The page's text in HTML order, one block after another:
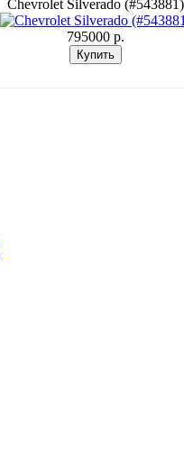
Chevrolet Silverado (#543881)
795000 p.